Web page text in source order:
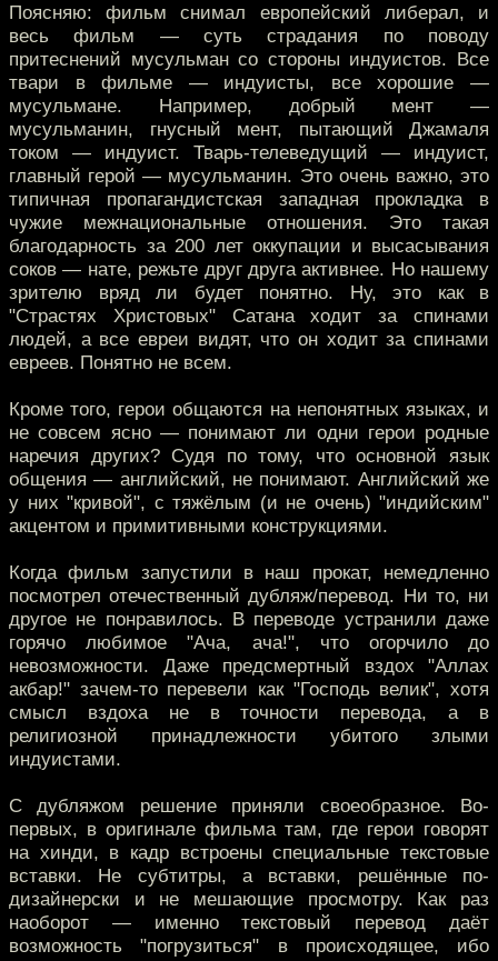
Поясняю: фильм снимал европейский либерал, и
весь фильм — суть страдания по поводу
притеснений мусульман со стороны индуистов. Все
твари в фильме — индуисты, все хорошие —
мусульмане. Например, добрый мент —
мусульманин, гнусный мент, пытающий Джамаля
током — индуист. Тварь-телеведущий — индуист,
главный герой — мусульманин. Это очень важно, это
типичная пропагандистская западная прокладка в
чужие межнациональные отношения. Это такая
благодарность за 200 лет оккупации и высасывания
соков — нате, режьте друг друга активнее. Но нашему
зрителю вряд ли будет понятно. Ну, это как в
"Страстях Христовых" Сатана ходит за спинами
людей, а все евреи видят, что он ходит за спинами
евреев. Понятно не всем.
Кроме того, герои общаются на непонятных языках, и
не совсем ясно — понимают ли одни герои родные
наречия других? Судя по тому, что основной язык
общения — английский, не понимают. Английский же
у них "кривой", с тяжёлым (и не очень) "индийским"
акцентом и примитивными конструкциями.
Когда фильм запустили в наш прокат, немедленно
посмотрел отечественный дубляж/перевод. Ни то, ни
другое не понравилось. В переводе устранили даже
горячо любимое "Ача, ача!", что огорчило до
невозможности. Даже предсмертный вздох "Аллах
акбар!" зачем-то перевели как "Господь велик", хотя
смысл вздоха не в точности перевода, а в
религиозной принадлежности убитого злыми
индуистами.
C дубляжом решение приняли своеобразное. Во-
первых, в оригинале фильма там, где герои говорят
на хинди, в кадр встроены специальные текстовые
вставки. Не субтитры, а вставки, решённые по-
дизайнерски и не мешающие просмотру. Как раз
наоборот — именно текстовый перевод даёт
возможность "погрузиться" в происходящее, ибо